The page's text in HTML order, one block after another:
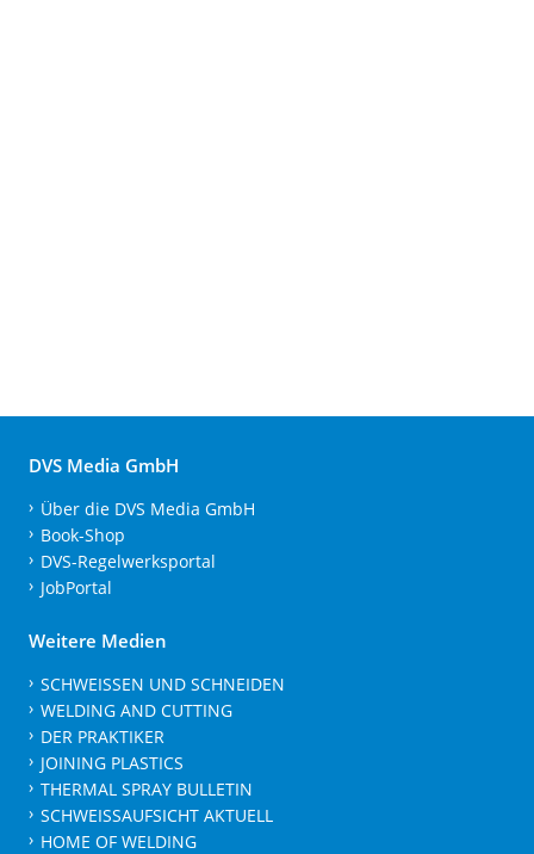
DVS Media GmbH
Über die DVS Media GmbH
Book-Shop
DVS-Regelwerksportal
JobPortal
Weitere Medien
SCHWEISSEN UND SCHNEIDEN
WELDING AND CUTTING
DER PRAKTIKER
JOINING PLASTICS
THERMAL SPRAY BULLETIN
SCHWEISSAUFSICHT AKTUELL
HOME OF WELDING